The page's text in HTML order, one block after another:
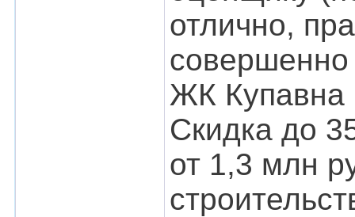
отлично,
совершенно
ЖК Купавна
Скидка до
от 1,3 млн